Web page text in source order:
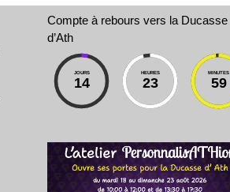
Compte à rebours vers la Ducasse
d’Ath
JOURS
14
HEURES
23
MINUTES
59